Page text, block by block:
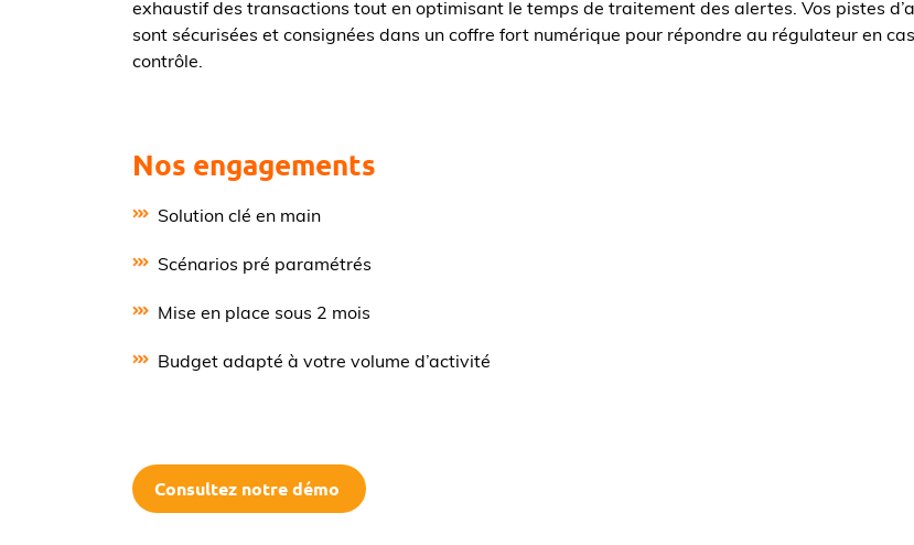
exhaustif des transactions tout en optimisant le temps de traitement des alertes. Vos pistes
sont sécurisées et consignées dans un coffre fort numérique pour répondre au régulateur en
contrôle.
Nos engagements
Solution clé en main
Scénarios pré paramétrés
Mise en place sous 2 mois
Budget adapté à votre volume d’activité
Consultez notre démo